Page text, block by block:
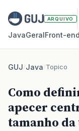
ARQUIVO
JavaGeralFront‑end
GUJ/Java/Topico
Como
apecer
tamanho da